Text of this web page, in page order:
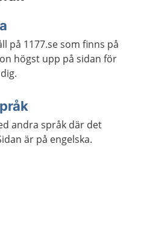
på 1177.se som finns på
högst upp på sidan för
andra språk där det
är på engelska.